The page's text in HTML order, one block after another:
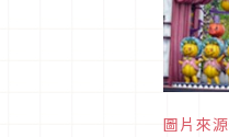
圖片來源